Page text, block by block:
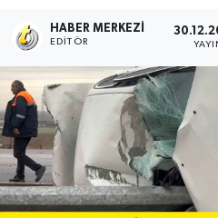
HABER MERKEZI
EDITÖR